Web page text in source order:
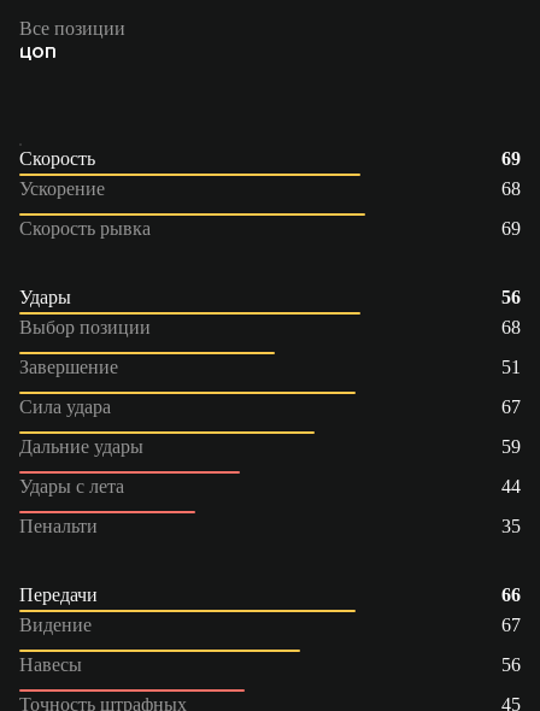
Все позиции
ЦОП
Скорость
69
Ускорение
68
Скорость рывка
69
Удары
56
Выбор позиции
68
Завершение
51
Сила удара
67
Дальние удары
59
Удары с лета
44
Пенальти
35
Передачи
66
Видение
67
Навесы
56
Точность штрафных
45